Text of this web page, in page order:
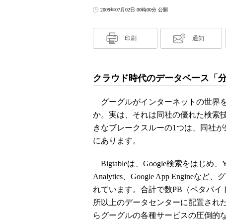
2009年07月02日 00時00分 公開
印刷 通知
クラウド時代のデータベース「
グーグルがインターネットの世界
か。実は、それは同社の優れた検索
きなブレークスルーの1つは、同社
にあります。
Bigtableは、Google検索をはじめ、
Analytics、Google App Engineなど、
れています。合計で数PB（ペタバ
所以上のデータセンターに配置され
らグーグルの各種サービスの圧倒的